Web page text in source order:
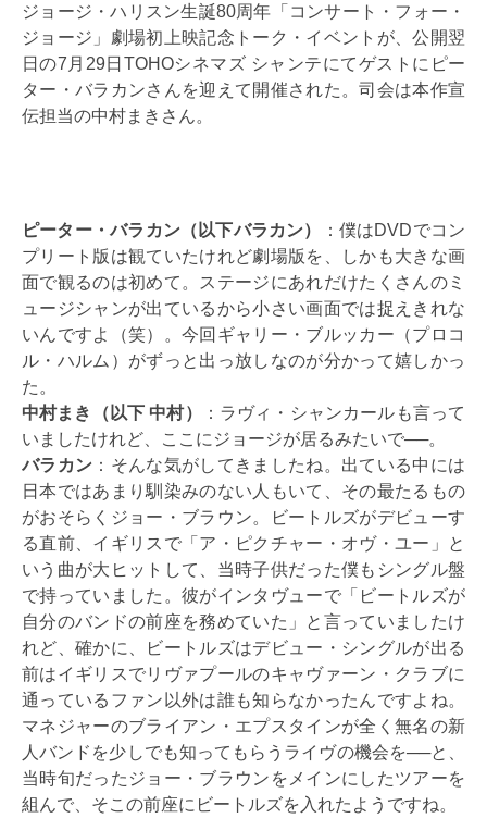
ジョージ・ハリスン生誕80周年「コンサート・フォー・
ジョージ」劇場初上映記念トーク・イベントが、公開翌
日の7月29日TOHOシネマズ シャンテにてゲストにピー
ター・バラカンさんを迎えて開催された。司会は本作宣
伝担当の中村まきさん。
ピーター・バラカン（以下バラカン）
：僕はDVDでコン
プリート版は観ていたけれど劇場版を、しかも大きな画
面で観るのは初めて。ステージにあれだけたくさんのミ
ュージシャンが出ているから小さい画面では捉えきれな
いんですよ（笑）。今回ギャリー・ブルッカー（プロコ
ル・ハルム）がずっと出っ放しなのが分かって嬉しかっ
た。
中村まき（以下 中村）
：ラヴィ・シャンカールも言って
いましたけれど、ここにジョージが居るみたいで──。
バラカン ：そんな気がしてきましたね。出ている中には
日本ではあまり馴染みのない人もいて、その最たるもの
がおそらくジョー・ブラウン。ビートルズがデビューす
る直前、イギリスで「ア・ピクチャー・オヴ・ユー」と
いう曲が大ヒットして、当時子供だった僕もシングル盤
で持っていました。彼がインタヴューで「ビートルズが
自分のバンドの前座を務めていた」と言っていましたけ
れど、確かに、ビートルズはデビュー・シングルが出る
前はイギリスでリヴァプールのキャヴァーン・クラブに
通っているファン以外は誰も知らなかったんですよね。
マネジャーのブライアン・エプスタインが全く無名の新
人バンドを少しでも知ってもらうライヴの機会を──と、
当時旬だったジョー・ブラウンをメインにしたツアーを
組んで、そこの前座にビートルズを入れたようですね。